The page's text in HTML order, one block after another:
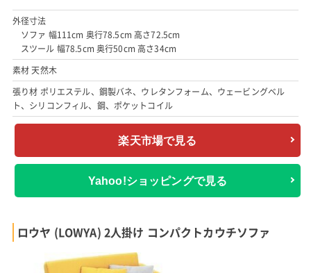
外径寸法
ソファ 幅111cm 奥行78.5cm 高さ72.5cm
スツール 幅78.5cm 奥行50cm 高さ34cm
素材 天然木
張り材 ポリエステル、鋼製バネ、ウレタンフォーム、ウェービングベル
ト、シリコンフィル、鋼、ポケットコイル
楽天市場で見る
Yahoo!ショッピングで見る
ロウヤ (LOWYA) 2人掛け コンパクトカウチソファ